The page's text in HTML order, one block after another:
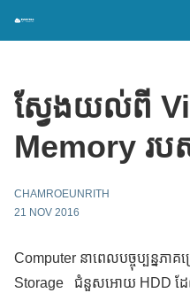
ស្វែងយល់ពី
Memory រ
CHAMROEUNRITH
21 NOV 2016
Computer នាពេលបច្ចុប្បន្នភាគ
Storage ជំនួសអោយ HDD ដែ